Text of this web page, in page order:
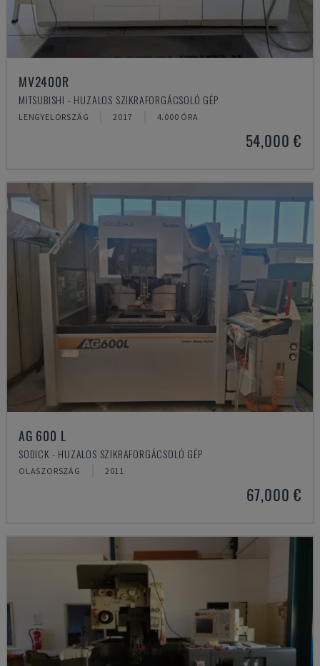
MV2400R
MITSUBISHI - HUZALOS SZIKRAFORGÁCSOLÓ GÉP
LENGYELORSZÁG 2017 4.000 ÓRA
54,000 €
AG 600 L
SODICK - HUZALOS SZIKRAFORGÁCSOLÓ GÉP
OLASZORSZÁG 2011
67,000 €